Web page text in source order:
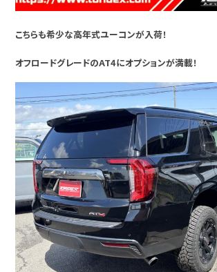
こちらも希少な高年式ユーコンが入荷！
オフロードグレードのAT4にオプションが満載！